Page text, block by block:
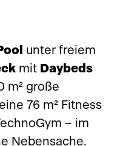
unter freiem
mit Daybeds
m² große
76 m² Fitness
– im
Nebensache.